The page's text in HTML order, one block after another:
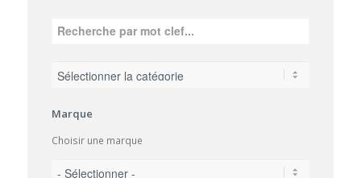
Marque
Choisir une marque